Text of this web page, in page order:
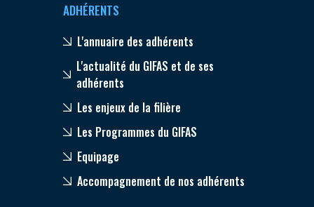
ADHÉRENTS
L'annuaire des adhérents
L'actualité du GIFAS et de ses
adhérents
Les enjeux de la filière
Les Programmes du GIFAS
Equipage
Accompagnement de nos adhérents